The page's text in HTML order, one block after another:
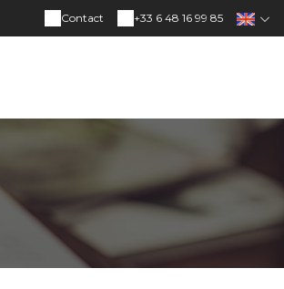
+33 6 48 16 99 85
Contact